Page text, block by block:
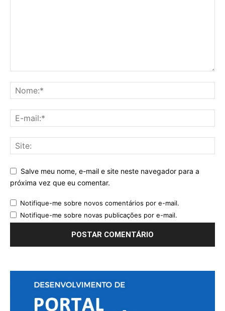
Salve meu nome, e-mail e site neste navegador para a
próxima vez que eu comentar.
Notifique-me sobre novos comentários por e-mail.
Notifique-me sobre novas publicações por e-mail.